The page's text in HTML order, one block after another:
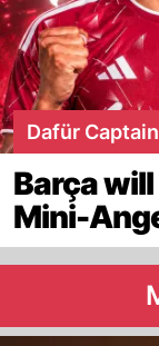
Dafür
Barça
Mini-